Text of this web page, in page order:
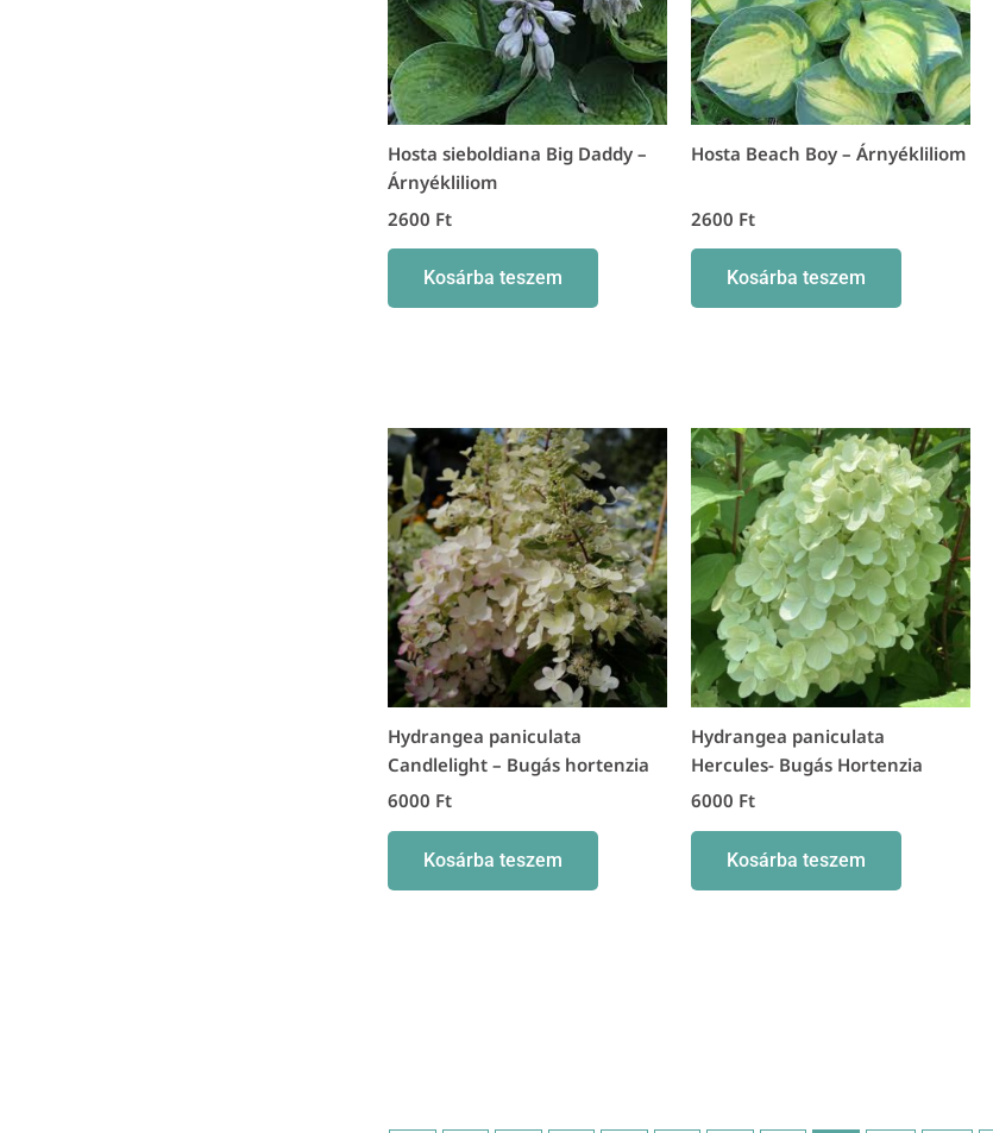
Hosta sieboldiana Big Daddy –
Árnyékliliom
2600 Ft
Kosárba teszem
Hosta Beach Boy – Árnyékliliom
2600 Ft
Kosárba teszem
Hydrangea paniculata
Candlelight – Bugás hortenzia
6000 Ft
Kosárba teszem
Hydrangea paniculata
Hercules- Bugás Hortenzia
6000 Ft
Kosárba teszem